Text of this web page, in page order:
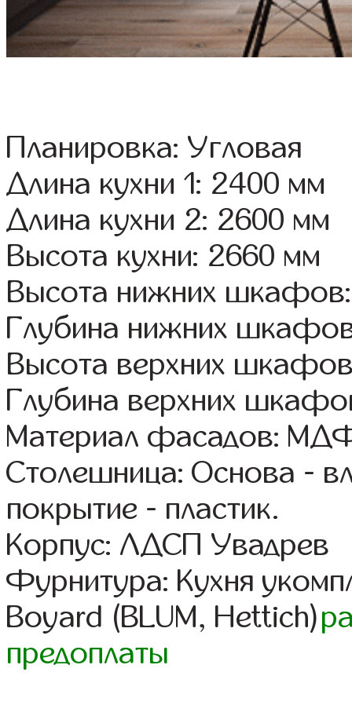
Планировка: Угловая
Длина кухни 1: 2400 мм
Длина кухни 2: 2600 мм
Высота кухни: 2660 мм
Высота нижних
Глубина нижних
Высота верхних
Глубина верхних
Материал фасадов:
Столешница: Основа -
покрытие - пластик.
Корпус: ЛДСП Увадрев
Фурнитура: Кухня
Boyard (BLUM, Hettich)
предоплаты